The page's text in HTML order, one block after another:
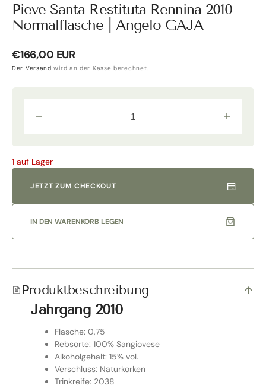
Pieve Santa Restituta Rennina 2010
Normalflasche | Angelo GAJA
Normaler
Preis
€166,00 EUR
Der Versand wird an der Kasse berechnet.
Verringere
Santa
Rennina
2010
Angelo
GAJA
Erhöhe
Rennina
2010
Angelo
GAJA
1 auf Lager
JETZT ZUM CHECKOUT
IN DEN WARENKORB LEGEN
Produktbeschreibung
Jahrgang 2010
Flasche: 0,75
Rebsorte: 100% Sangiovese
Alkoholgehalt: 15% vol.
Verschluss: Naturkorken
Trinkreife: 2038